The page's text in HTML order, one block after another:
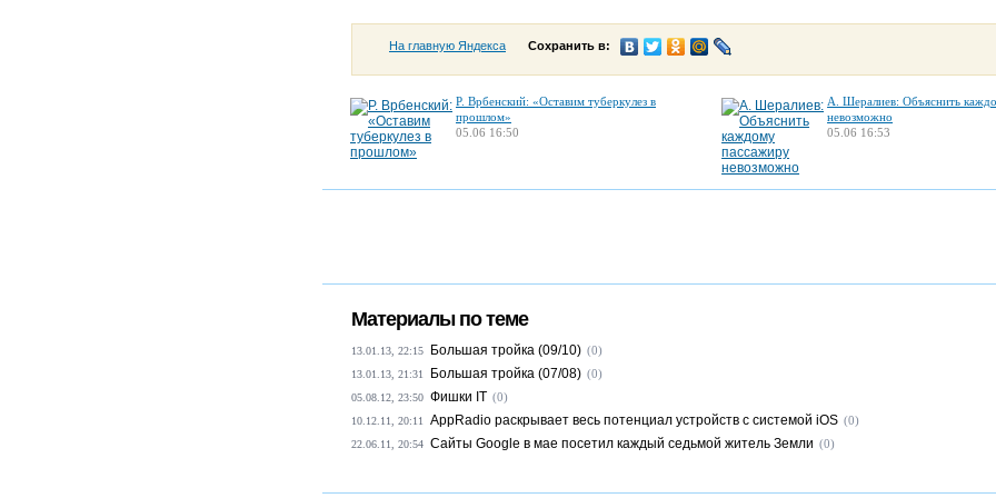
На главную Яндекса Сохранить в:
Р. Врбенский: «Оставим туберкулез в
прошлом»
05.06 16:50
А. Шералиев: Объяснить
невозможно
05.06 16:53
Материалы по теме
13.01.13, 22:15 Большая тройка (09/10) (0)
13.01.13, 21:31 Большая тройка (07/08) (0)
05.08.12, 23:50 Фишки IT (0)
10.12.11, 20:11 AppRadio раскрывает весь потенциал устройств с системой iOS (0)
22.06.11, 20:54 Сайты Google в мае посетил каждый седьмой житель Земли (0)